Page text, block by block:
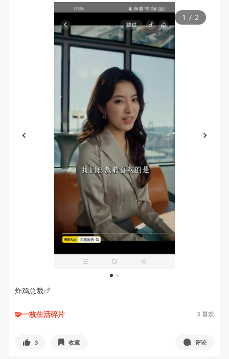
1 2
1 / 2
炸鸡总裁🍗
🧩一枚生活碎片 3喜欢
3 收藏 评论